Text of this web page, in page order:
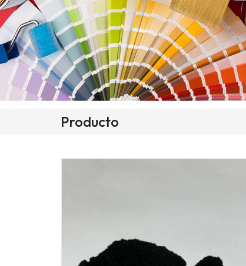
Producto